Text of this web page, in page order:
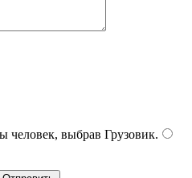
человек, выбрав Грузовик.